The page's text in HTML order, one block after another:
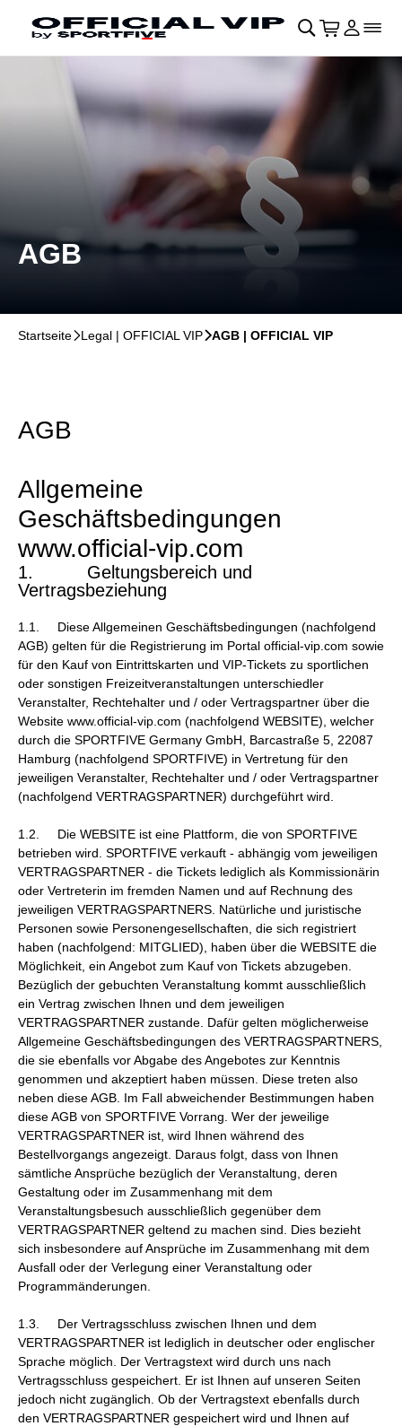
Navigation überspringen􀄫
􀊫 􀍩 Login
􀉩􀌇
AGB
Startseite􀆊Legal | OFFICIAL VIP􀆊AGB | OFFICIAL VIP
AGB
Allgemeine
Geschäftsbedingungen
www.official-vip.com
1. Geltungsbereich und
Vertragsbeziehung
1.1. Diese Allgemeinen Geschäftsbedingungen (nachfolgend
AGB) gelten für die Registrierung im Portal official-vip.com sowie
für den Kauf von Eintrittskarten und VIP-Tickets zu sportlichen
oder sonstigen Freizeitveranstaltungen unterschiedler
Veranstalter, Rechtehalter und / oder Vertragspartner über die
Website www.official-vip.com (nachfolgend WEBSITE), welcher
durch die SPORTFIVE Germany GmbH, Barcastraße 5, 22087
Hamburg (nachfolgend SPORTFIVE) in Vertretung für den
jeweiligen Veranstalter, Rechtehalter und / oder Vertragspartner
(nachfolgend VERTRAGSPARTNER) durchgeführt wird.
1.2. Die WEBSITE ist eine Plattform, die von SPORTFIVE
betrieben wird. SPORTFIVE verkauft - abhängig vom jeweiligen
VERTRAGSPARTNER - die Tickets lediglich als Kommissionärin
oder Vertreterin im fremden Namen und auf Rechnung des
jeweiligen VERTRAGSPARTNERS. Natürliche und juristische
Personen sowie Personengesellschaften, die sich registriert
haben (nachfolgend: MITGLIED), haben über die WEBSITE die
Möglichkeit, ein Angebot zum Kauf von Tickets abzugeben.
Bezüglich der gebuchten Veranstaltung kommt ausschließlich
ein Vertrag zwischen Ihnen und dem jeweiligen
VERTRAGSPARTNER zustande. Dafür gelten möglicherweise
Allgemeine Geschäftsbedingungen des VERTRAGSPARTNERS,
die sie ebenfalls vor Abgabe des Angebotes zur Kenntnis
genommen und akzeptiert haben müssen. Diese treten also
neben diese AGB. Im Fall abweichender Bestimmungen haben
diese AGB von SPORTFIVE Vorrang. Wer der jeweilige
VERTRAGSPARTNER ist, wird Ihnen während des
Bestellvorgangs angezeigt. Daraus folgt, dass von Ihnen
sämtliche Ansprüche bezüglich der Veranstaltung, deren
Gestaltung oder im Zusammenhang mit dem
Veranstaltungsbesuch ausschließlich gegenüber dem
VERTRAGSPARTNER geltend zu machen sind. Dies bezieht
sich insbesondere auf Ansprüche im Zusammenhang mit dem
Ausfall oder der Verlegung einer Veranstaltung oder
Programmänderungen.
1.3. Der Vertragsschluss zwischen Ihnen und dem
VERTRAGSPARTNER ist lediglich in deutscher oder englischer
Sprache möglich. Der Vertragstext wird durch uns nach
Vertragsschluss gespeichert. Er ist Ihnen auf unseren Seiten
jedoch nicht zugänglich. Ob der Vertragstext ebenfalls durch
den VERTRAGSPARTNER gespeichert wird und Ihnen auf